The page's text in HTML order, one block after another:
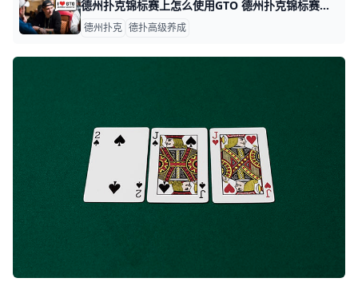
德州扑克锦标赛上怎么使用GTO 德州扑克锦标赛上怎么使用GTO 如需系统学习GTO，请点击查看德州扑克GTO视频课程：https://www.moshike.com/a/42
德州扑克 德扑高级养成